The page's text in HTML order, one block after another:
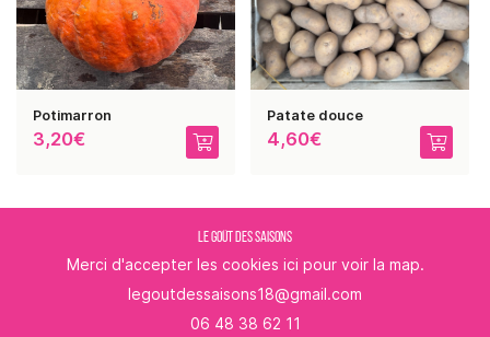
CONTACT
RESTEZ
INSCRIPTION
Potimarron
3,20€
Patate douce
4,60€
LE GOÛT DES SAISONS
Merci d'accepter les cookies ici pour voir la map.
06 48 38 62 11